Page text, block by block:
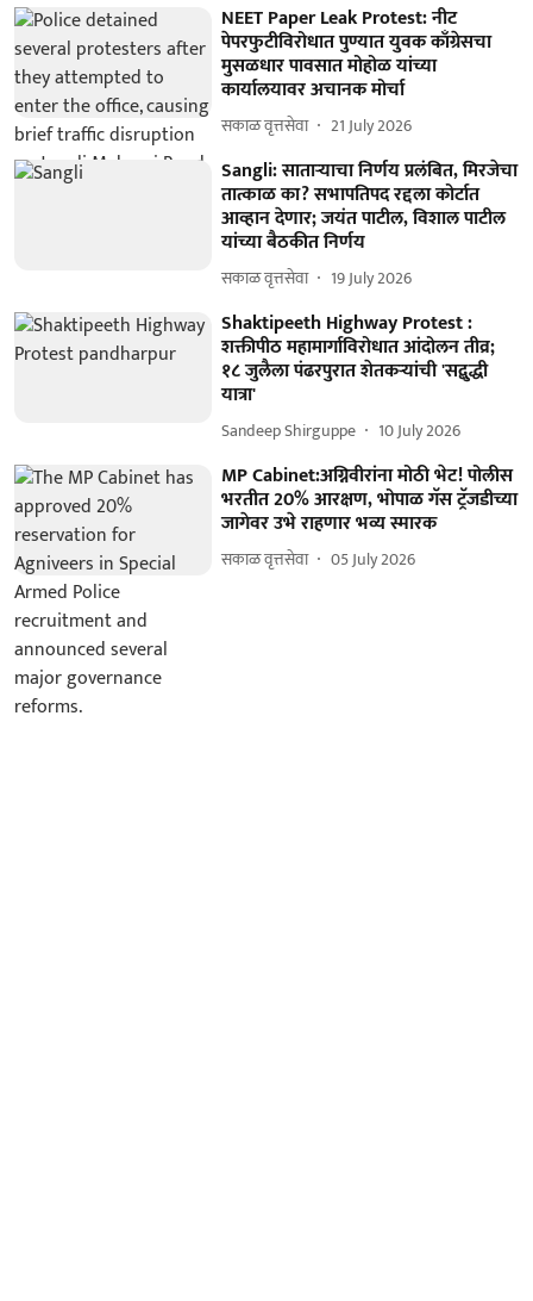
NEET Paper Leak Protest: नीट
पेपरफुटीविरोधात पुण्यात युवक काँग्रेसचा
मुसळधार पावसात मोहोळ यांच्या
कार्यालयावर अचानक मोर्चा
सकाळ वृत्तसेवा 21 July 2026
Sangli: साताऱ्याचा निर्णय प्रलंबित, मिरजेचा
तात्काळ का? सभापतिपद रद्दला कोर्टात
आव्हान देणार; जयंत पाटील, विशाल पाटील
यांच्या बैठकीत निर्णय
सकाळ वृत्तसेवा 19 July 2026
Shaktipeeth Highway Protest :
शक्तीपीठ महामार्गाविरोधात आंदोलन तीव्र;
१८ जुलैला पंढरपुरात शेतकऱ्यांची 'सद्बुद्धी
यात्रा'
Sandeep Shirguppe 10 July 2026
MP Cabinet:अग्निवीरांना मोठी भेट! पोलीस
भरतीत 20% आरक्षण, भोपाळ गॅस ट्रॅजडीच्या
जागेवर उभे राहणार भव्य स्मारक
सकाळ वृत्तसेवा 05 July 2026